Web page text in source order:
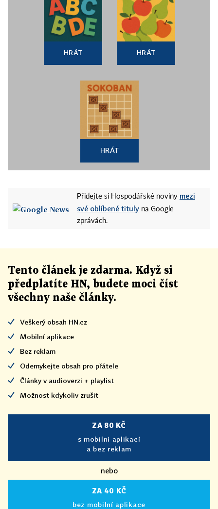
HRÁT HRÁT
HRÁT
Přidejte si Hospodářské noviny mezi
své oblíbené tituly na Google
zprávách.
Tento článek je zdarma. Když si
předplatíte HN, budete moci číst
všechny naše články.
Veškerý obsah HN.cz
Mobilní aplikace
Bez reklam
Odemykejte obsah pro přátele
Články v audioverzi + playlist
Možnost kdykoliv zrušit
ZA 80 KČ
s mobilní aplikací
a bez reklam
nebo
ZA 40 KČ
bez mobilní aplikace